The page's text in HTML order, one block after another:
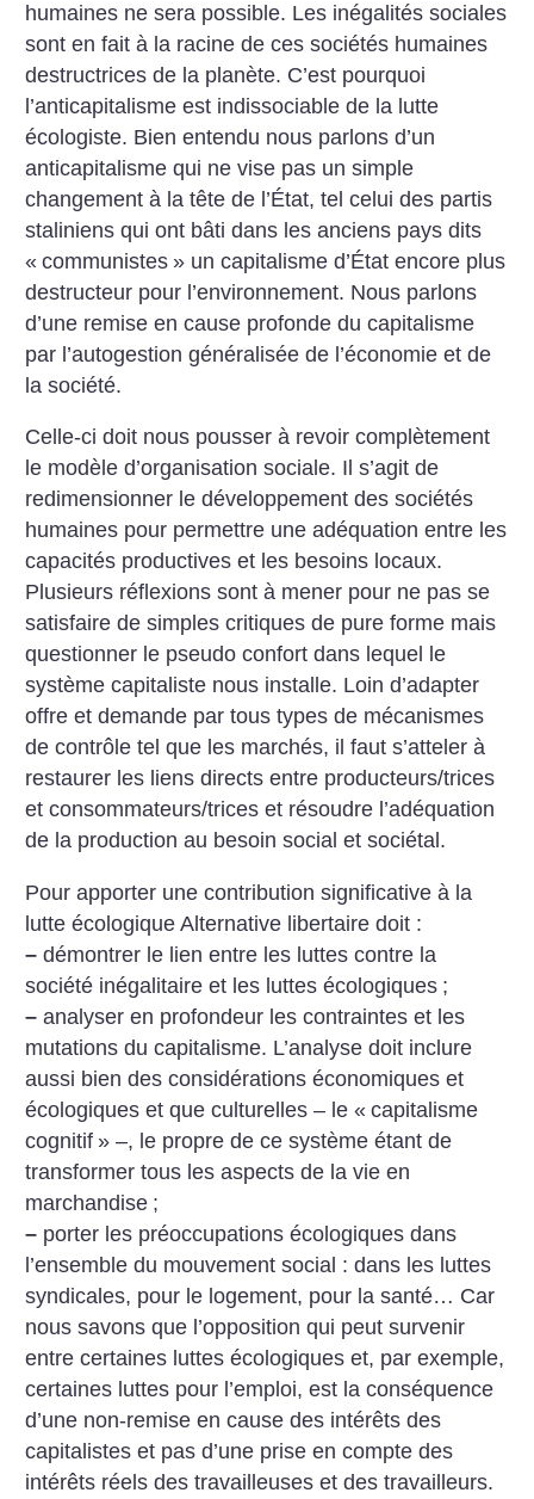
humaines ne sera possible. Les inégalités sociales
sont en fait à la racine de ces sociétés humaines
destructrices de la planète. C’est pourquoi
l’anticapitalisme est indissociable de la lutte
écologiste. Bien entendu nous parlons d’un
anticapitalisme qui ne vise pas un simple
changement à la tête de l’État, tel celui des partis
staliniens qui ont bâti dans les anciens pays dits
« communistes » un capitalisme d’État encore plus
destructeur pour l’environnement. Nous parlons
d’une remise en cause profonde du capitalisme
par l’autogestion généralisée de l’économie et de
la société.
Celle-ci doit nous pousser à revoir complètement
le modèle d’organisation sociale. Il s’agit de
redimensionner le développement des sociétés
humaines pour permettre une adéquation entre les
capacités productives et les besoins locaux.
Plusieurs réflexions sont à mener pour ne pas se
satisfaire de simples critiques de pure forme mais
questionner le pseudo confort dans lequel le
système capitaliste nous installe. Loin d’adapter
offre et demande par tous types de mécanismes
de contrôle tel que les marchés, il faut s’atteler à
restaurer les liens directs entre producteurs/trices
et consommateurs/trices et résoudre l’adéquation
de la production au besoin social et sociétal.
Pour apporter une contribution significative à la
lutte écologique Alternative libertaire doit :
– démontrer le lien entre les luttes contre la
société inégalitaire et les luttes écologiques ;
– analyser en profondeur les contraintes et les
mutations du capitalisme. L’analyse doit inclure
aussi bien des considérations économiques et
écologiques et que culturelles – le « capitalisme
cognitif » –, le propre de ce système étant de
transformer tous les aspects de la vie en
marchandise ;
– porter les préoccupations écologiques dans
l’ensemble du mouvement social : dans les luttes
syndicales, pour le logement, pour la santé… Car
nous savons que l’opposition qui peut survenir
entre certaines luttes écologiques et, par exemple,
certaines luttes pour l’emploi, est la conséquence
d’une non-remise en cause des intérêts des
capitalistes et pas d’une prise en compte des
intérêts réels des travailleuses et des travailleurs.